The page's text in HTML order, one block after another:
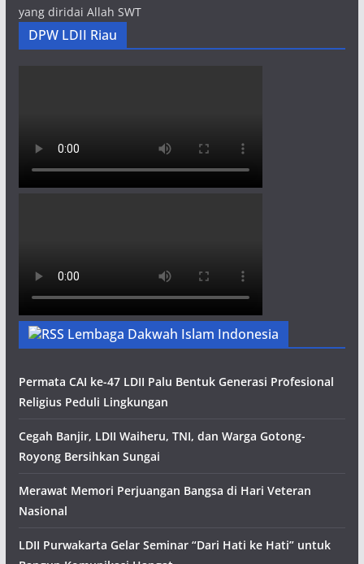
yang diridai Allah SWT
DPW LDII Riau
Lembaga Dakwah Islam Indonesia
Permata CAI ke-47 LDII Palu Bentuk Generasi Profesional
Religius Peduli Lingkungan
Cegah Banjir, LDII Waiheru, TNI, dan Warga Gotong-
Royong Bersihkan Sungai
Merawat Memori Perjuangan Bangsa di Hari Veteran
Nasional
LDII Purwakarta Gelar Seminar “Dari Hati ke Hati” untuk